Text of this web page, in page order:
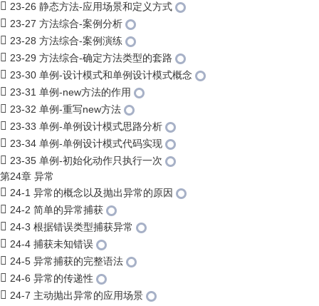
23-26 静态方法-应用场景和定义方式
23-27 方法综合-案例分析
23-28 方法综合-案例演练
23-29 方法综合-确定方法类型的套路
23-30 单例-设计模式和单例设计模式概念
23-31 单例-new方法的作用
23-32 单例-重写new方法
23-33 单例-单例设计模式思路分析
23-34 单例-单例设计模式代码实现
23-35 单例-初始化动作只执行一次
第24章 异常
24-1 异常的概念以及抛出异常的原因
24-2 简单的异常捕获
24-3 根据错误类型捕获异常
24-4 捕获未知错误
24-5 异常捕获的完整语法
24-6 异常的传递性
24-7 主动抛出异常的应用场景